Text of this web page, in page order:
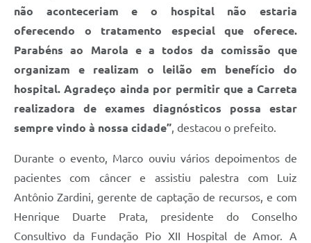
não aconteceriam e o hospital não estaria
oferecendo o tratamento especial que oferece.
Parabéns ao Marola e a todos da comissão que
organizam e realizam o leilão em benefício do
hospital. Agradeço ainda por permitir que a Carreta
realizadora de exames diagnósticos possa estar
sempre vindo à nossa cidade” , destacou o prefeito.
Durante o evento, Marco ouviu vários depoimentos de
pacientes com câncer e assistiu palestra com Luiz
Antônio Zardini, gerente de captação de recursos, e com
Henrique Duarte Prata, presidente do Conselho
Consultivo da Fundação Pio XII Hospital de Amor. A